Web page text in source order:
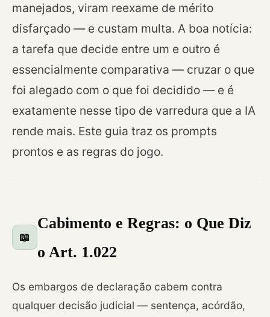
manejados, viram reexame de mérito
disfarçado — e custam multa. A boa notícia:
a tarefa que decide entre um e outro é
essencialmente comparativa — cruzar o que
foi alegado com o que foi decidido — e é
exatamente nesse tipo de varredura que a IA
rende mais. Este guia traz os prompts
prontos e as regras do jogo.
📖
Cabimento e Regras: o Que Diz
o Art. 1.022
Os embargos de declaração cabem contra
qualquer decisão judicial — sentença, acórdão,